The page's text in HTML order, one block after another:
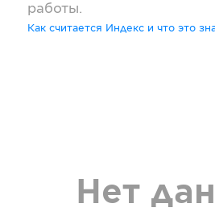
работы.
Как считается Индекс и что это
Нет